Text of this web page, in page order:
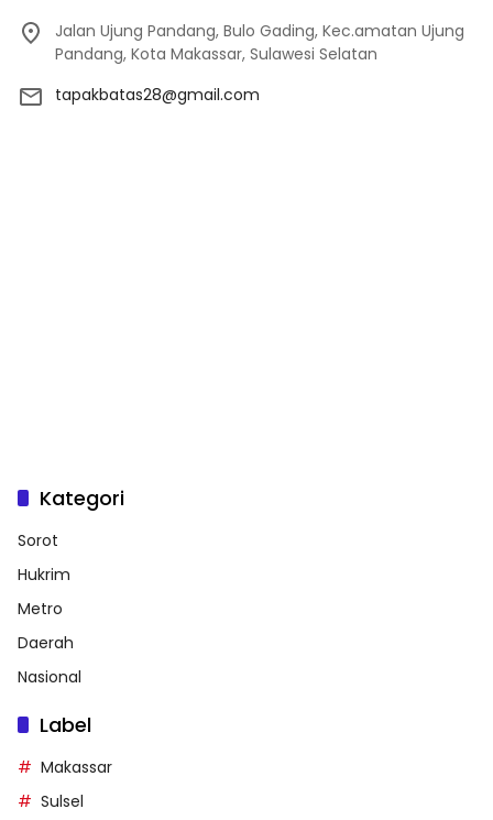
Jalan Ujung Pandang, Bulo Gading, Kec.amatan Ujung
Pandang, Kota Makassar, Sulawesi Selatan
tapakbatas28@gmail.com
Kategori
Sorot
Hukrim
Metro
Daerah
Nasional
Label
Makassar
Sulsel